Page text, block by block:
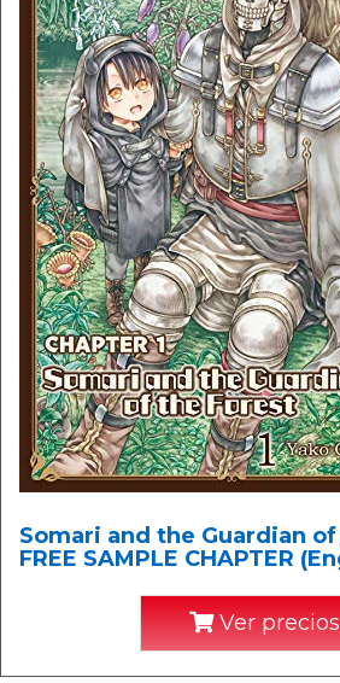
Somari and the Guardian
FREE SAMPLE CHAPTER
Ver